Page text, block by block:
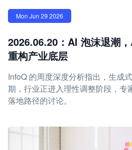
Mon Jun 29 2026
2026.06.20：AI 泡沫退潮
重构产业底层
InfoQ 的周度深度分析指出，生成
期，行业正进入理性调整阶段，专
落地路径的讨论。